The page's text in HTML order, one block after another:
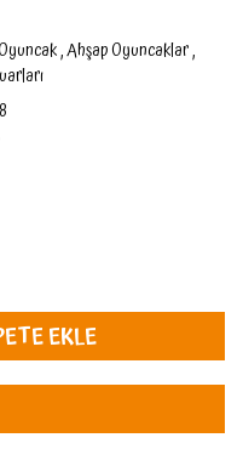
,Ahşap Oyuncaklar,
EKLE